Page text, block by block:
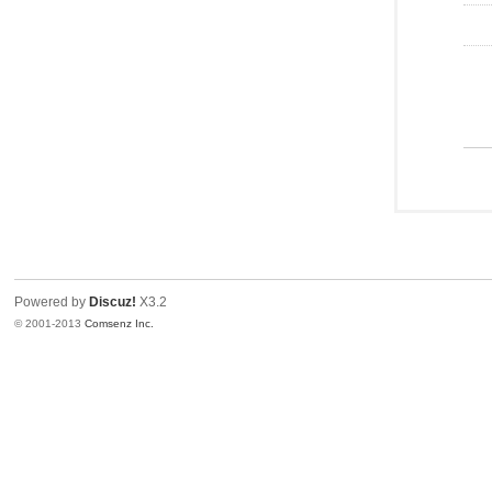
Powered by Discuz! X3.2
© 2001-2013Comsenz Inc.